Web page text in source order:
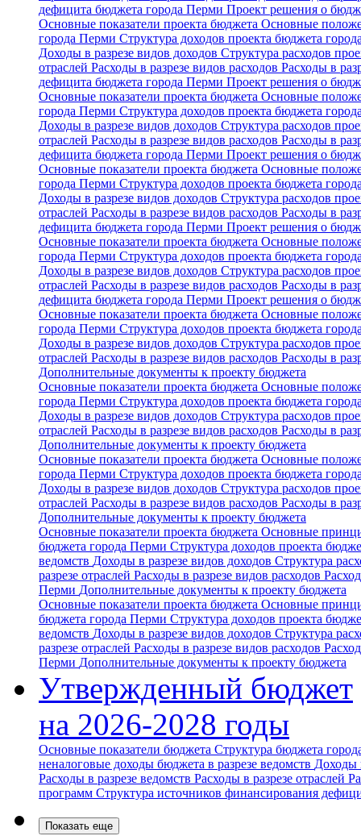
дефицита бюджета города Перми Проект решения о
Основные показатели проекта бюджета Основные
города Перми Структура доходов проекта бюджета
Доходы в разрезе видов доходов Структура расходов
отраслей Расходы в разрезе видов расходов Расходы в
дефицита бюджета города Перми Проект решения о
Основные показатели проекта бюджета Основные
города Перми Структура доходов проекта бюджета
Доходы в разрезе видов доходов Структура расходов
отраслей Расходы в разрезе видов расходов Расходы в
дефицита бюджета города Перми Проект решения о
Основные показатели проекта бюджета Основные
города Перми Структура доходов проекта бюджета
Доходы в разрезе видов доходов Структура расходов
отраслей Расходы в разрезе видов расходов Расходы в
дефицита бюджета города Перми Проект решения о
Основные показатели проекта бюджета Основные
города Перми Структура доходов проекта бюджета
Доходы в разрезе видов доходов Структура расходов
отраслей Расходы в разрезе видов расходов Расходы в
дефицита бюджета города Перми Проект решения о
Основные показатели проекта бюджета Основные
города Перми Структура доходов проекта бюджета
Доходы в разрезе видов доходов Структура расходов
отраслей Расходы в разрезе видов расходов Расходы в
Дополнительные документы к проекту бюджета
Основные показатели проекта бюджета Основные
города Перми Структура доходов проекта бюджета
Доходы в разрезе видов доходов Структура расходов
отраслей Расходы в разрезе видов расходов Расходы в
Дополнительные документы к проекту бюджета
Основные показатели проекта бюджета Основные
города Перми Структура доходов проекта бюджета
Доходы в разрезе видов доходов Структура расходов
отраслей Расходы в разрезе видов расходов Расходы в
Дополнительные документы к проекту бюджета
Основные показатели проекта бюджета Основные
бюджета города Перми Структура доходов проекта
ведомств Доходы в разрезе видов доходов Структура
разрезе отраслей Расходы в разрезе видов расходов
Перми Дополнительные документы к проекту бюджета
Основные показатели проекта бюджета Основные
бюджета города Перми Структура доходов проекта
ведомств Доходы в разрезе видов доходов Структура
разрезе отраслей Расходы в разрезе видов расходов
Перми Дополнительные документы к проекту бюджета
Утвержденный бюджет
на 2026-2028 годы
Основные показатели бюджета Структура бюджета
неналоговые доходы бюджета в разрезе ведомств Доходы
Расходы в разрезе ведомств Расходы в разрезе отраслей
программ Структура источников финансирования
Показать еще